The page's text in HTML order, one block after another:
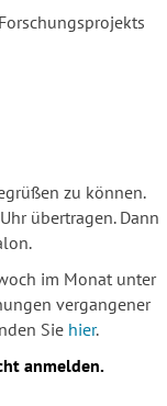
zu können.
übertragen. Dann
im Monat unter
vergangener
Sie hier.
anmelden.